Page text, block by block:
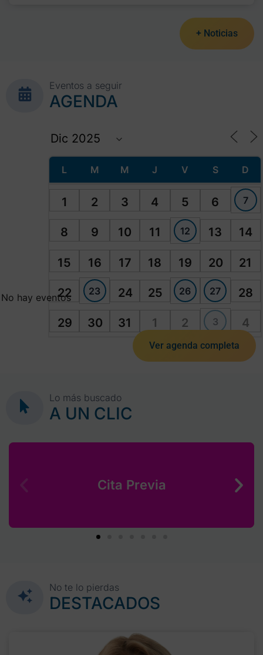
+ Noticias
Eventos a seguir
AGENDA
L M M J V S D
1 2 3 4 5 6 7
8 9 10 11 12 13 14
15 16 17 18 19 20 21
22 23 24 25 26 27 28
29 30 31 1 2 3 4
No hay eventos
Ver agenda completa
Lo más buscado
A UN CLIC
Cita Previa
No te lo pierdas
DESTACADOS